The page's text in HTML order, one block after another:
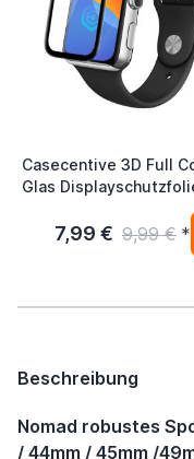
Casecentive 3D Full
Glas
7,99 € 9,99 € *
Beschreibung
Nomad robustes
/ 44mm / 45mm /